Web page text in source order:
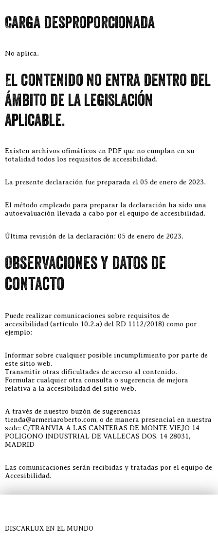
Carga desproporcionada
No aplica.
El contenido no entra dentro del
ámbito de la legislación
aplicable.
Existen archivos ofimáticos en PDF que no cumplan en su
totalidad todos los requisitos de accesibilidad.
La presente declaración fue preparada el 05 de enero de 2023.
El método empleado para preparar la declaración ha sido una
autoevaluación llevada a cabo por el equipo de accesibilidad.
Última revisión de la declaración: 05 de enero de 2023.
Observaciones y datos de
contacto
Puede realizar comunicaciones sobre requisitos de
accesibilidad (artículo 10.2.a) del RD 1112/2018) como por
ejemplo:
Informar sobre cualquier posible incumplimiento por parte de
este sitio web.
Transmitir otras dificultades de acceso al contenido.
Formular cualquier otra consulta o sugerencia de mejora
relativa a la accesibilidad del sitio web.
A través de nuestro buzón de sugerencias
tienda@armeriaroberto.com, o de manera presencial en nuestra
sede: C/TRANVIA A LAS CANTERAS DE MONTE VIEJO 14
POLIGONO INDUSTRIAL DE VALLECAS DOS, 14 28031,
MADRID
Las comunicaciones serán recibidas y tratadas por el equipo de
Accesibilidad.
DISCARLUX EN EL MUNDO